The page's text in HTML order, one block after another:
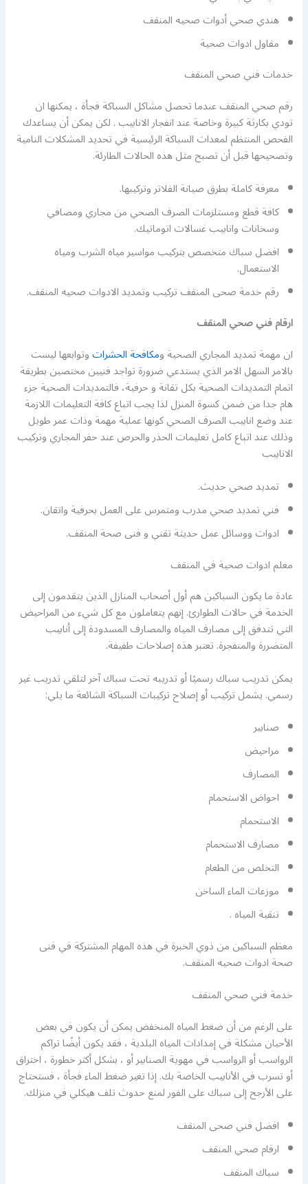
هندي صحي أدوات صحيه المنقف
مقاول ادوات صحية
خدمات فني صحي المنقف
رقم صحي المنقف عندما تحصل مشاكل السباكة فجأة ، يمكنها ان
تودي بكارثة كبيرة وخاصة عند انفجار الانابيب . لكن يمكن أن يساعدك
الفحص المنتظم لمعدات السباكة الرئيسية في تحديد المشكلات النامية
وتصحيحها قبل أن تصبح مثل هذه الحالات الطارئة.
معرفة كاملة بطرق صيانة الفلاتر وتركيبها.
كافة قطع ومستلزمات الصرف الصحي من مجاري ومصافي
وسخانات وانابيب غسالات اتوماتيك.
افضل سباك متخصص بتركيب مواسير مياه الشرب ومياه
الاستعمال.
رقم خدمة صحى المنقف تركيب وتمديد الادوات صحيه المنقف.
ارقام فني صحي المنقف
ان مهمة تمديد المجاري الصحية ومكافحة الحشراتوتوابعها ليست
بالامر السهل الامر الذي يستدعي ضرورة تواجد فنيين مختصين بطريقة
اتمام التمديدات الصحية بكل تقانة و حرفية، فالتمديدات الصحية جزء
هام جدا من ضمن كسوة المنزل لذا يجب اتباع كافة التعليمات اللازمة
عند وضع انابيب الصرف الصحي كونها عملية مهمة وذات عمر طويل
وذلك عند اتباع كامل تعليمات الحذر والحرص عند حفر المجاري وتركيب
الانابيب
تمديد صحي حديث.
فني تمديد صحي مدرب ومتمرس على العمل بحرفية واتقان.
ادوات ووسائل عمل حديثة تقني و فنى صحة المنقف.
معلم ادوات صحية في المنقف
عادة ما يكون السباكين هم أول أصحاب المنازل الذين يتقدمون إلى
الخدمة في حالات الطوارئ. إنهم يتعاملون مع كل شيء من المراحيض
التي تتدفق إلى مصارف المياه والمصارف المسدودة إلى أنابيب
المتضررة والمنفجرة. تعتبر هذه إصلاحات طفيفة.
يمكن تدريب سباك رسميًا أو تدريبه تحت سباك آخر لتلقي تدريب غير
رسمي. يشمل تركيب أو إصلاح تركيبات السباكة الشائعة ما يلي:
صنابير
مراحيض
المصارف
احواض الاستحمام
الاستحمام
مصارف الاستحمام
التخلص من الطعام
موزعات الماء الساخن
تنقية المياه .
معظم السباكين من ذوي الخبرة في هذه المهام المشتركة في فنى
صحة ادوات صحيه المنقف.
خدمة فني صحي المنقف
على الرغم من أن ضغط المياه المنخفض يمكن أن يكون في بعض
الأحيان مشكلة في إمدادات المياه البلدية ، فقد يكون أيضًا تراكم
الرواسب أو الرواسب في مهوية الصنابير أو ، بشكل أكثر خطورة ، اختراق
أو تسرب في الأنابيب الخاصة بك. إذا تغير ضغط الماء فجأة ، فستحتاج
على الأرجح إلى سباك على الفور لمنع حدوث تلف هيكلي في منزلك.
افضل فني صحى المنقف
ارقام صحي المنقف
سباك المنقف